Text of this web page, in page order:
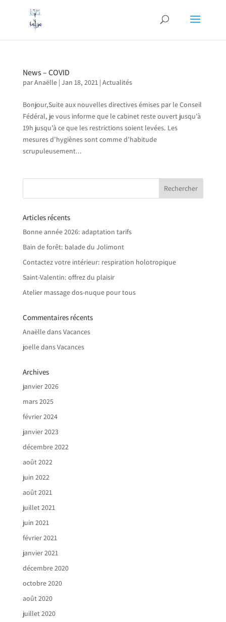
News – COVID
parAnaëlle| Jan 18, 2021| Actualités
Bonjour,Suite aux nouvelles directives émises par le Conseil
Fédéral, je vous informe que le cabinet reste ouvert jusqu’à
19h jusqu’à ce que les restrictions soient levées. Les
mesures d’hygiènes sont comme d’habitude
scrupuleusement...
Articles récents
Bonne année 2026: adaptation tarifs
Bain de forêt: balade du Jolimont
Contactez votre intérieur: respiration holotropique
Saint-Valentin: offrez du plaisir
Atelier massage dos-nuque pour tous
Commentaires récents
AnaëlledansVacances
joelledansVacances
Archives
janvier 2026
mars 2025
février 2024
janvier 2023
décembre 2022
août 2022
juin 2022
août 2021
juillet 2021
juin 2021
février 2021
janvier 2021
décembre 2020
octobre 2020
août 2020
juillet 2020